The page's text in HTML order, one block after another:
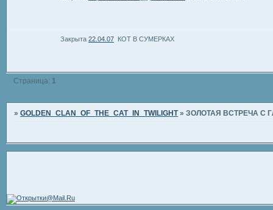
Закрыта 22.04.07 КОТ В СУМЕРКАХ
Страница: 1
»GOLDEN_CLAN_OF_THE_CAT_IN_TWILIGHT »ЗОЛОТАЯ ВСТРЕЧА С